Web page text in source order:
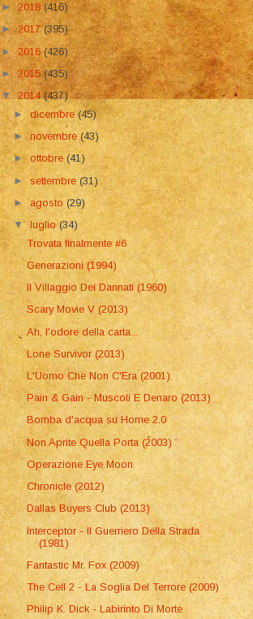
►2018(416)
►2017(395)
►2016(426)
►2015(435)
▼2014(437)
►dicembre(45)
►novembre(43)
►ottobre(41)
►settembre(31)
►agosto(29)
▼luglio(34)
Trovata finalmente #6
Generazioni (1994)
Il Villaggio Dei Dannati (1960)
Scary Movie V (2013)
Ah, l'odore della carta...
Lone Survivor (2013)
L'Uomo Che Non C'Era (2001)
Pain & Gain - Muscoli E Denaro (2013)
Bomba d'acqua su Home 2.0
Non Aprite Quella Porta (2003)
Operazione Eye Moon
Chronicle (2012)
Dallas Buyers Club (2013)
Interceptor - Il Guerriero Della Strada
(1981)
Fantastic Mr. Fox (2009)
The Cell 2 - La Soglia Del Terrore (2009)
Philip K. Dick - Labirinto Di Morte